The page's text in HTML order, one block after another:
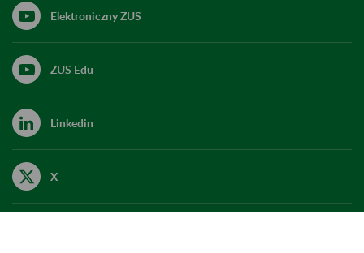
Elektroniczny ZUS
ZUS Edu
Linkedin
X